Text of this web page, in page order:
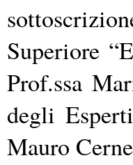
Superiore
Prof.ssa
degli
Mauro